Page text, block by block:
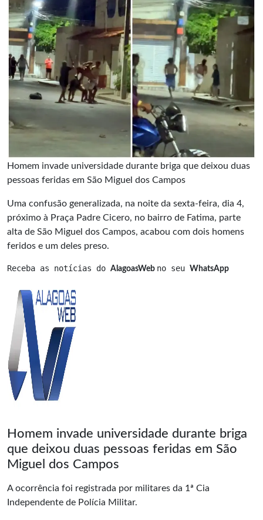
Homem invade universidade durante briga que deixou duas
pessoas feridas em São Miguel dos Campos
Uma confusão generalizada, na noite da sexta-feira, dia 4,
próximo à Praça Padre Cicero, no bairro de Fatima, parte
alta de São Miguel dos Campos, acabou com dois homens
feridos e um deles preso.
Receba as notícias do AlagoasWeb no seu WhatsApp
Homem invade universidade durante briga
que deixou duas pessoas feridas em São
Miguel dos Campos
A ocorrência foi registrada por militares da 1ª Cia
Independente de Polícia Militar.